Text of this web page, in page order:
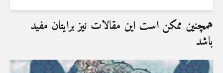
همچنین ممکن است این مقالات نیز برایتان مفید
باشد